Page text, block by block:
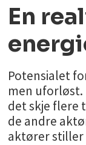
En
Potensialet
men uforløst.
det skje flere
de andre
aktører stiller